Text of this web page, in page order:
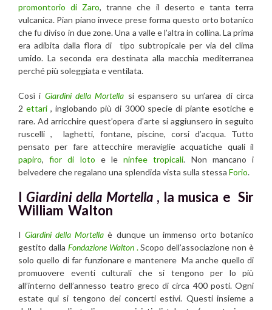
promontorio di Zaro, tranne che il deserto e tanta terra
vulcanica. Pian piano invece prese forma questo orto botanico
che fu diviso in due zone. Una a valle e l’altra in collina. La prima
era adibita dalla flora di tipo subtropicale per via del clima
umido. La seconda era destinata alla macchia mediterranea
perché più soleggiata e ventilata.
Così i Giardini della Mortella si espansero su un’area di circa
2ettari , inglobando più di 3000 specie di piante esotiche e
rare. Ad arricchire quest’opera d’arte si aggiunsero in seguito
ruscelli , laghetti, fontane, piscine, corsi d’acqua. Tutto
pensato per fare attecchire meraviglie acquatiche quali il
papiro,fior di loto e leninfee tropicali. Non mancano i
belvedere che regalano una splendida vista sulla stessa Forio.
IGiardini della Mortella, la musica e Sir
William Walton
IGiardini della Mortella è dunque un immenso orto botanico
gestito dalla Fondazione Walton .Scopo dell’associazione non è
solo quello di far funzionare e mantenere Ma anche quello di
promuovere eventi culturali che si tengono per lo più
all’interno dell’annesso teatro greco di circa 400 posti. Ogni
estate qui si tengono dei concerti estivi. Questi insieme a